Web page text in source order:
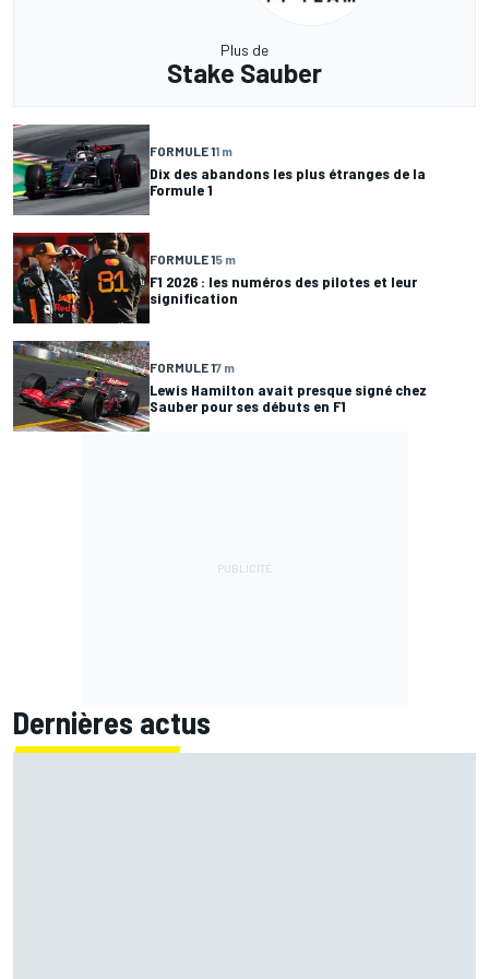
Plus de
Stake Sauber
FORMULE 11 m
Dix des abandons les plus étranges de la
Formule 1
FORMULE 15 m
F1 2026 : les numéros des pilotes et leur
signification
FORMULE 17 m
Lewis Hamilton avait presque signé chez
Sauber pour ses débuts en F1
Dernières actus